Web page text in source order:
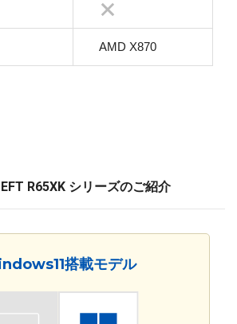
AMD X870
R65XK シリーズのご紹介
搭載モデル